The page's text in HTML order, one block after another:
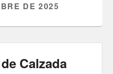
DE 2025
Calzada